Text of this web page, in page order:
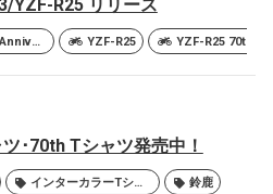
YZF-R25 リリース
YZF-R3 70th Anniversary Edition YZF-R25
･70th Tシャツ発売中！
インターカラーTシャツ 鈴鹿